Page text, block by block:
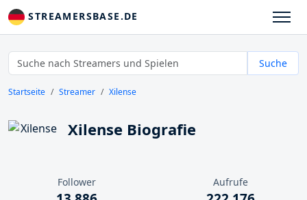
STREAMERSBASE.DE
Suche
Startseite Streamer Xilense
Xilense Biografie
Follower Aufrufe